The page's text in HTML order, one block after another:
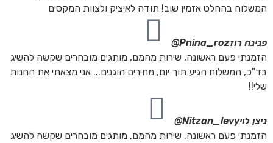
המשלוח בהחלט אזמין שוב! תודה לאיציק ולצוות המקסים
פנינה רוזPnina_roz@
הזמנתי פעם ראשונה, שירות מהמם, מותגים מובחרים שקשה להשיג
בד"כ, המשלוח הגיע תוך יום, מחירים הוגנים... אני מצאתי את החנות
שלי!!
ניצן לויNitzan_levy@
הזמנתי פעם ראשונה, שירות מהמם, מותגים מובחרים שקשה להשיג